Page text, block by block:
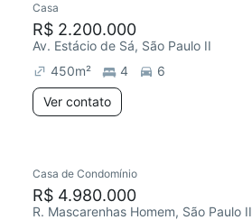
Casa
R$ 2.200.000
Av. Estácio de Sá, São Paulo II
450m² 4
6
Ver contato
Casa de Condomínio
R$ 4.980.000
R. Mascarenhas Homem, São Paulo II